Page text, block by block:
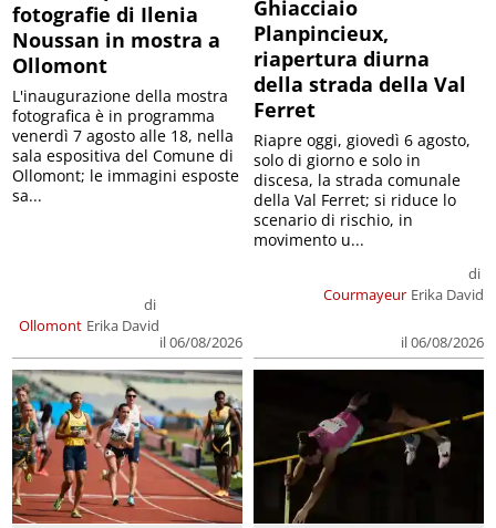
fotografie di Ilenia
Noussan in mostra a
Ollomont
Ollomont
di
Erika David
il 06/08/2026
L'inaugurazione della mostra
fotografica è in programma
venerdì 7 agosto alle 18, nella
sala espositiva del Comune di
Ollomont; le immagini esposte
sa...
Ghiacciaio
Planpincieux,
riapertura diurna
della strada della Val
Ferret
Courmayeur
di
Erika David
il 06/08/2026
Riapre oggi, giovedì 6 agosto,
solo di giorno e solo in
discesa, la strada comunale
della Val Ferret; si riduce lo
scenario di rischio, in
movimento u...